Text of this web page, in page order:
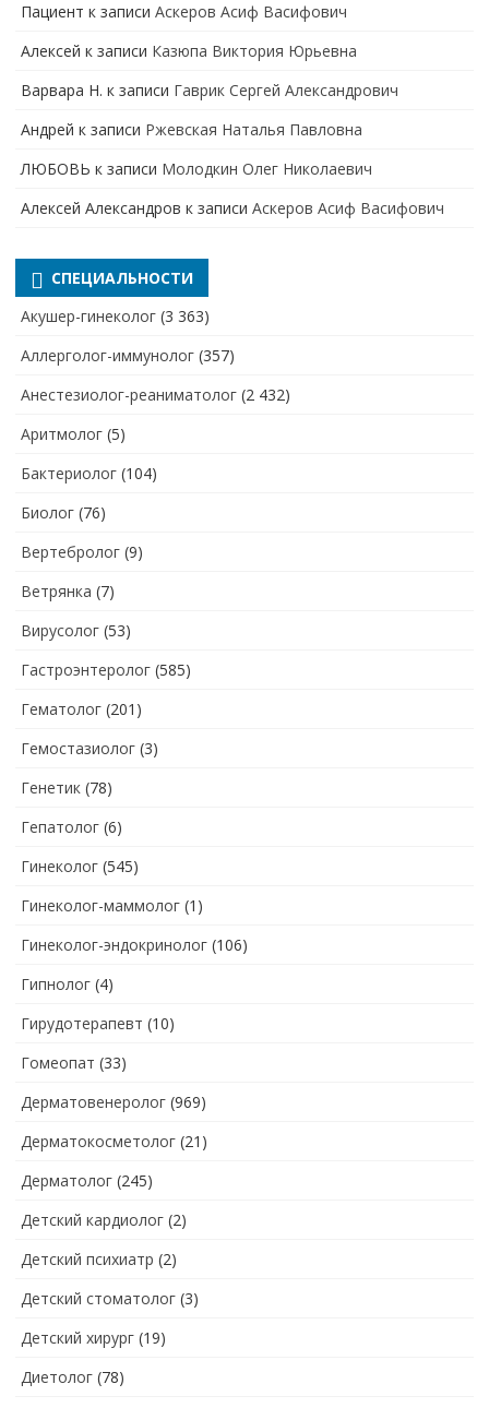
Пациент к записи Аскеров Асиф Васифович
Алексей к записи Казюпа Виктория Юрьевна
Варвара Н. к записи Гаврик Сергей Александрович
Андрей к записи Ржевская Наталья Павловна
ЛЮБОВЬ к записи Молодкин Олег Николаевич
Алексей Александров к записи Аскеров Асиф Васифович
СПЕЦИАЛЬНОСТИ
Акушер-гинеколог (3 363)
Аллерголог-иммунолог (357)
Анестезиолог-реаниматолог (2 432)
Аритмолог (5)
Бактериолог (104)
Биолог (76)
Вертебролог (9)
Ветрянка (7)
Вирусолог (53)
Гастроэнтеролог (585)
Гематолог (201)
Гемостазиолог (3)
Генетик (78)
Гепатолог (6)
Гинеколог (545)
Гинеколог-маммолог (1)
Гинеколог-эндокринолог (106)
Гипнолог (4)
Гирудотерапевт (10)
Гомеопат (33)
Дерматовенеролог (969)
Дерматокосметолог (21)
Дерматолог (245)
Детский кардиолог (2)
Детский психиатр (2)
Детский стоматолог (3)
Детский хирург (19)
Диетолог (78)